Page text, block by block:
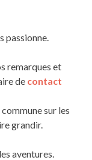
passionne.
remarques et
de contact
sur les
grandir.
aventures.